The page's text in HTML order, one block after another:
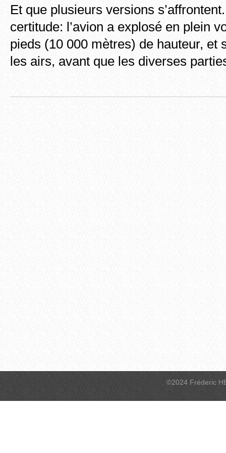
Et que plusieurs versions
certitude: l’avion a explosé en plein
pieds (10 000 mètres) de hauteur, et
les airs, avant que les diverses
©2024 Fréderic